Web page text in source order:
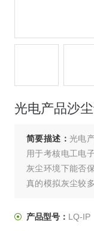
光电产品沙
简要描述：光电
用于考核电工电
灰尘环境下能否
真的模拟灰尘较
从而达到至上到下
产品型号： LQ-IP